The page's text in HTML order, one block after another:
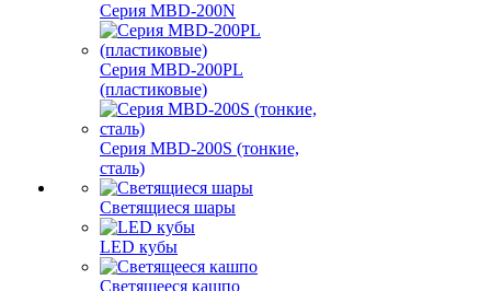
Серия MBD-200N
Серия MBD-200PL
(пластиковые)
Серия MBD-200S (тонкие,
сталь)
Светящиеся шары
LED кубы
Светящееся кашпо